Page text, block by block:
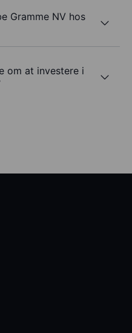
Gramme NV hos
om at investere i